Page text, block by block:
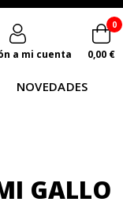
a mi cuenta
0
0,00 €
NOVEDADES
GALLO